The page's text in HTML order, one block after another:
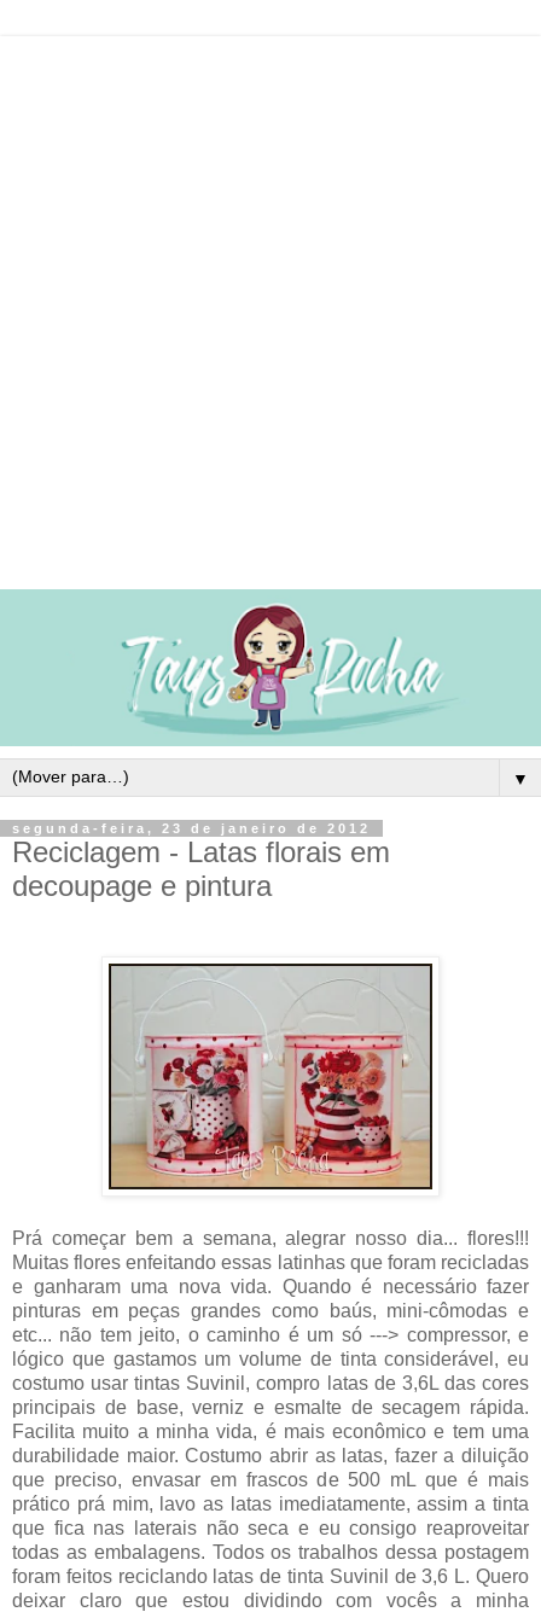
▼
segunda-feira, 23 de janeiro de 2012
Reciclagem - Latas florais em
decoupage e pintura
Prá começar bem a semana, alegrar nosso dia... flores!!!
Muitas flores enfeitando essas latinhas que foram recicladas
e ganharam uma nova vida. Quando é necessário fazer
pinturas em peças grandes como baús, mini-cômodas e
etc... não tem jeito, o caminho é um só ---> compressor, e
lógico que gastamos um volume de tinta considerável, eu
costumo usar tintas Suvinil, compro latas de 3,6L das cores
principais de base, verniz e esmalte de secagem rápida.
Facilita muito a minha vida, é mais econômico e tem uma
durabilidade maior. Costumo abrir as latas, fazer a diluição
que preciso, envasar em frascos de 500 mL que é mais
prático prá mim, lavo as latas imediatamente, assim a tinta
que fica nas laterais não seca e eu consigo reaproveitar
todas as embalagens. Todos os trabalhos dessa postagem
foram feitos reciclando latas de tinta Suvinil de 3,6 L. Quero
deixar claro que estou dividindo com vocês a minha